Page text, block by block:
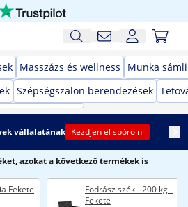
Masszázs és wellness
Munka
Szépségszalon berendezések
vállalatának Kezdjen el spórolni
azokat a következő termékek is
Fekete
Fodrász szék - 200 kg -
Fekete